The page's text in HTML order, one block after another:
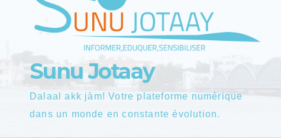
Sunu Jotaay
Dalaal akk jàm! Votre plateforme numérique
dans un monde en constante évolution.